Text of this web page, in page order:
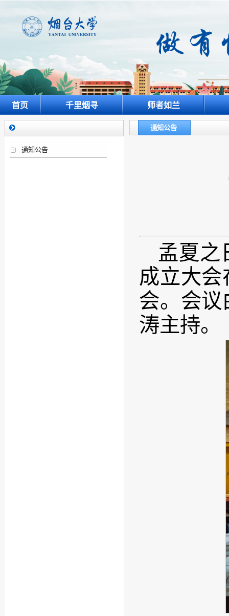
首页 千里烟寻 师者如兰
通知公告
通知公告
孟夏之
成立大
会。会
涛主持。